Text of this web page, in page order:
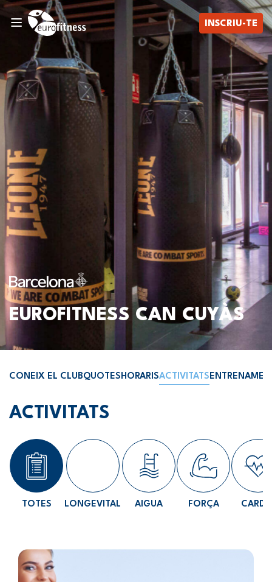
INSCRIU-TE
EUROFITNESS CAN CUYÀS
CONEIX EL CLUBQUOTESHORARISACTIVITATS
ACTIVITATS
TOTES LONGEVITAL AIGUA FORÇA